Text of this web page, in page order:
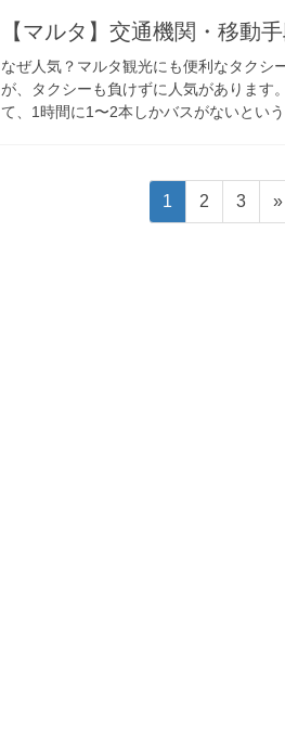
【マルタ】交通機関・移動
なぜ人気？マルタ観光にも便利なタクシ
が、タクシーも負けずに人気があります
て、1時間に1〜2本しかバスがないとい
固
定
1
固
定
2
固
定
3 »